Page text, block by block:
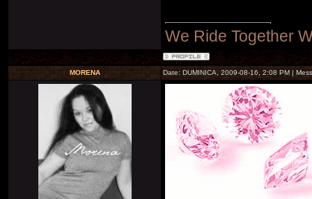
We Ride Together
MORENA Date: DUMINICA, 2009-08-16, 2:08 PM |